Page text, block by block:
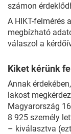
számon
A HIKT-felmérés
megbízható
válaszol a
Kiket kérünk
Annak
lakost
Magyarország
8 925 személy
– kiválasztva